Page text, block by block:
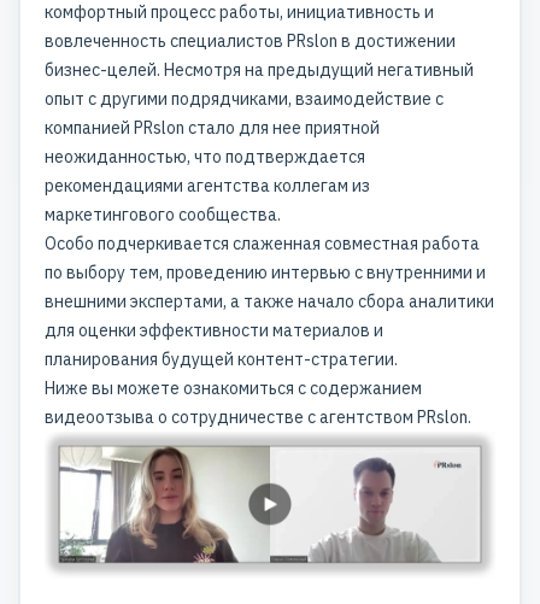
комфортный процесс работы, инициативность и
вовлеченность специалистов PRslon в достижении
бизнес-целей. Несмотря на предыдущий негативный
опыт с другими подрядчиками, взаимодействие с
компанией PRslon стало для нее приятной
неожиданностью, что подтверждается
рекомендациями агентства коллегам из
маркетингового сообщества.
Особо подчеркивается слаженная совместная работа
по выбору тем, проведению интервью с внутренними и
внешними экспертами, а также начало сбора аналитики
для оценки эффективности материалов и
планирования будущей контент-стратегии.
Ниже вы можете ознакомиться с содержанием
видеоотзыва о сотрудничестве с агентством PRslon.